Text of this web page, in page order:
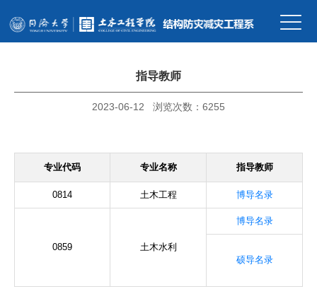
指导教师
2023-06-12 浏览次数： 6255
专业代码 专业名称 指导教师
0814 土木工程 博导名录
0859 土木水利
博导名录
硕导名录